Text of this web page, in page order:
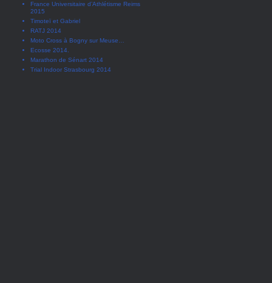
France Universitaire d’Athlétisme Reims
2015
Timoteï et Gabriel
RATJ 2014
Moto Cross à Bogny sur Meuse…
Ecosse 2014.
Marathon de Sénart 2014
Trial Indoor Strasbourg 2014